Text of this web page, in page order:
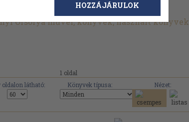
Orsolya művei, könyvek, használt könyvek
1 oldal
oldalon látható: Könyvek típusa:
Nézet:
HOZZÁJÁRULOK